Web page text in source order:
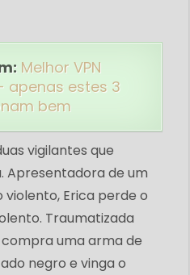
Melhor VPN
apenas estes 3
bem
vigilantes que
Apresentadora de um
Erica perde o
Traumatizada
uma arma de
negro e vinga o